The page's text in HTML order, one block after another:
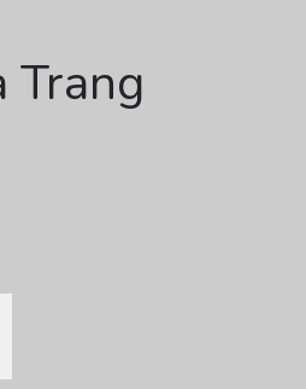
Trang